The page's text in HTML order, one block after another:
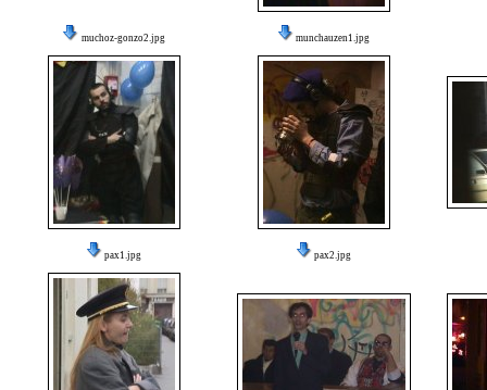
muchoz-gonzo2.jpg munchauzen1.jpg
pax1.jpg pax2.jpg